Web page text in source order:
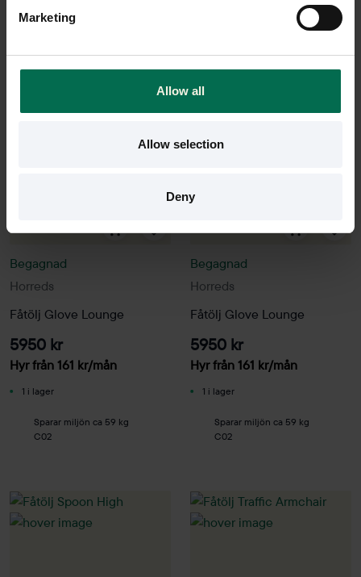
Marketing
Allow all
Allow selection
Deny
Sparar miljön ca 59 kg
Sparar miljön ca 59 kg
Horreds
Begagnad
Fåtölj Glove Lounge
5950 kr
Hyr från 161 kr/mån
1 i lager
Sparar miljön ca 59 kg
C02
Horreds
Begagnad
Fåtölj Glove Lounge
5950 kr
Hyr från 161 kr/mån
1 i lager
Sparar miljön ca 59 kg
C02